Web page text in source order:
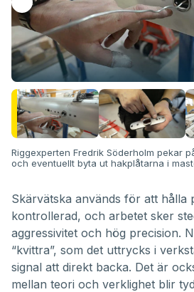
Riggexperten Fredrik Söderholm pekar
och eventuellt byta ut hakplåtarna i
Skärvätska används för att hålla
kontrollerad, och arbetet sker
aggressivitet och hög precision.
“kvittra”, som det uttrycks i
signal att direkt backa. Det är
mellan teori och verklighet blir